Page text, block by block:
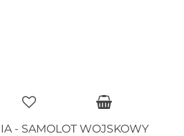
- SAMOLOT WOJSKOWY